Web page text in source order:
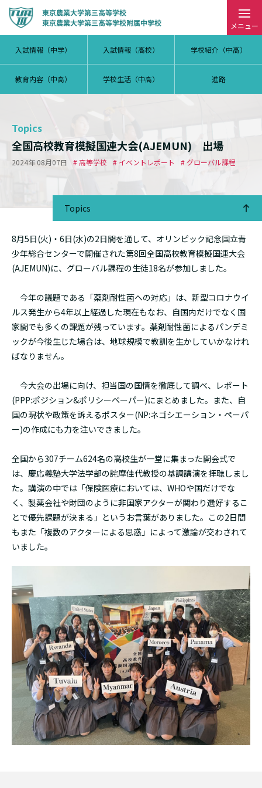
入試情報（中学） 入試情報（高校） 学校紹介（中高）
教育内容（中高） 学校生活（中高） 進路
メニュー
Topics
全国高校教育模擬国連大会(AJEMUN) 出場
2024年 08月07日 # 高等学校 # イベントレポート # グローバル課程
Topics
8月5日(火)・6日(水)の2日間を通して、オリンピック記念国立青
少年総合センターで開催された第8回全国高校教育模擬国連大会
(AJEMUN)に、グローバル課程の生徒18名が参加しました。
今年の議題である「薬剤耐性菌への対応」は、新型コロナウイ
ルス発生から4年以上経過した現在もなお、自国内だけでなく国
家間でも多くの課題が残っています。薬剤耐性菌によるパンデミ
ックが今後生じた場合は、地球規模で教訓を生かしていかなけれ
ばなりません。
今大会の出場に向け、担当国の国情を徹底して調べ、レポート
(PPP:ポジション&ポリシーペーパー)にまとめました。また、自
国の現状や政策を訴えるポスター(NP:ネゴシエーション・ペーパ
ー)の作成にも力を注いできました。
全国から307チーム624名の高校生が一堂に集まった開会式で
は、慶応義塾大学法学部の詫摩佳代教授の基調講演を拝聴しまし
た。講演の中では「保険医療においては、WHOや国だけでな
く、製薬会社や財団のように非国家アクターが関わり選好するこ
とで優先課題が決まる」というお言葉がありました。この2日間
もまた「複数のアクターによる思惑」によって激論が交わされて
いました。